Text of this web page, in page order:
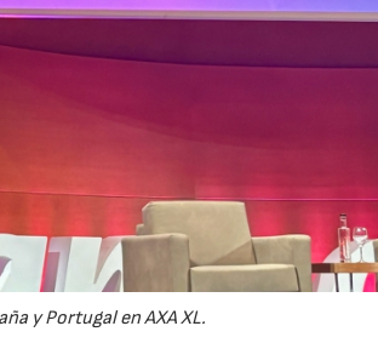
y Portugal en AXA XL.